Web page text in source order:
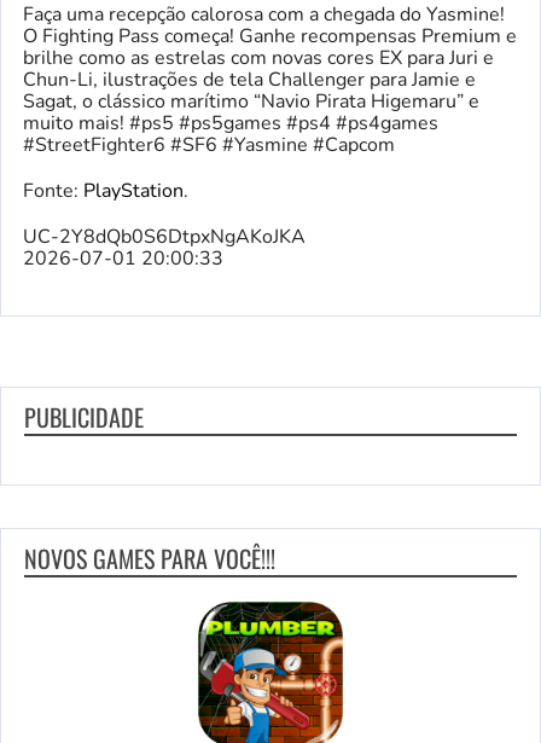
Faça uma recepção calorosa com a chegada do Yasmine!
O Fighting Pass começa! Ganhe recompensas Premium e
brilhe como as estrelas com novas cores EX para Juri e
Chun-Li, ilustrações de tela Challenger para Jamie e
Sagat, o clássico marítimo “Navio Pirata Higemaru” e
muito mais! #ps5 #ps5games #ps4 #ps4games
#StreetFighter6 #SF6 #Yasmine #Capcom
Fonte: PlayStation.
UC-2Y8dQb0S6DtpxNgAKoJKA
2026-07-01 20:00:33
PUBLICIDADE
NOVOS GAMES PARA VOCÊ!!!